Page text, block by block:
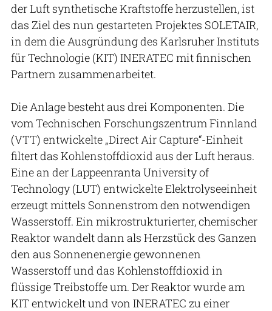
der Luft synthetische Kraftstoffe herzustellen, ist
das Ziel des nun gestarteten Projektes SOLETAIR,
in dem die Ausgründung des Karlsruher Instituts
für Technologie (KIT) INERATEC mit finnischen
Partnern zusammenarbeitet.
Die Anlage besteht aus drei Komponenten. Die
vom Technischen Forschungszentrum Finnland
(VTT) entwickelte „Direct Air Capture“-Einheit
filtert das Kohlenstoffdioxid aus der Luft heraus.
Eine an der Lappeenranta University of
Technology (LUT) entwickelte Elektrolyseeinheit
erzeugt mittels Sonnenstrom den notwendigen
Wasserstoff. Ein mikrostrukturierter, chemischer
Reaktor wandelt dann als Herzstück des Ganzen
den aus Sonnenenergie gewonnenen
Wasserstoff und das Kohlenstoffdioxid in
flüssige Treibstoffe um. Der Reaktor wurde am
KIT entwickelt und von INERATEC zu einer